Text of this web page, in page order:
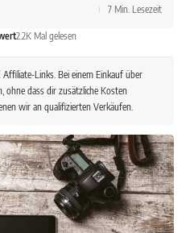
2.2K Mal gelesen
7 Min. Lesezeit
Links. Bei einem Einkauf über
ohne dass dir zusätzliche Kosten
wir an qualifizierten Verkäufen.